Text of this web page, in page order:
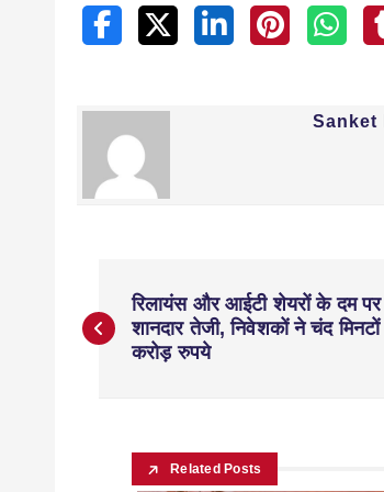
Sanket
रिलायंस और आईटी शेयरों के दम पर
शानदार तेजी, निवेशकों ने चंद
करोड़ रुपये
Related Posts